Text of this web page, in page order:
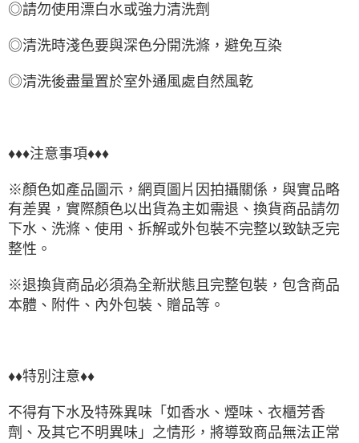
◎請勿使用漂白水或強力清洗劑
◎清洗時淺色要與深色分開洗滌，避免互染
◎清洗後盡量置於室外通風處自然風乾
♦♦♦注意事項♦♦♦
※顏色如產品圖示，網頁圖片因拍攝關係，與實品略
有差異，實際顏色以出貨為主如需退、換貨商品請勿
下水、洗滌、使用、拆解或外包裝不完整以致缺乏完
整性。
※退換貨商品必須為全新狀態且完整包裝，包含商品
本體、附件、內外包裝、贈品等。
♦♦特別注意♦♦
不得有下水及特殊異味「如香水、煙味、衣櫃芳香
劑、及其它不明異味」之情形，將導致商品無法正常